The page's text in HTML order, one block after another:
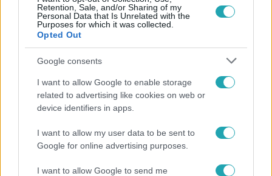
Retention, Sale, and/or Sharing of my
Personal Data that Is Unrelated with the
Purposes for which it was collected.
Opted Out
Google consents
I want to allow Google to enable storage
related to advertising like cookies on web or
device identifiers in apps.
I want to allow my user data to be sent to
Google for online advertising purposes.
I want to allow Google to send me
Hazaszállították a kórházból Kati nénit, a házuk